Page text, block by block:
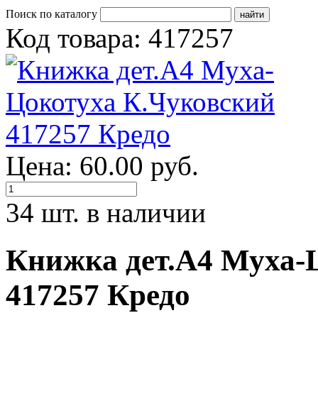
Поиск по каталогу
Код товара: 417257
Цена: 60.00 руб.
34 шт. в наличии
Книжка дет.А4 Муха-
417257 Кредо